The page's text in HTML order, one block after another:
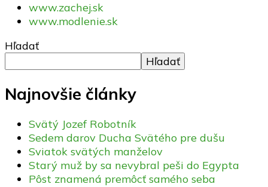
www.zachej.sk
www.modlenie.sk
Hľadať
Hľadať
Najnovšie články
Svätý Jozef Robotník
Sedem darov Ducha Svätého pre dušu
Sviatok svätých manželov
Starý muž by sa nevybral peši do Egypta
Pôst znamená premôcť samého seba